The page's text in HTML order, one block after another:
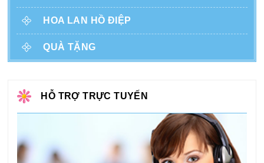
HOA LAN HỒ ĐIỆP
QUÀ TẶNG
HỖ TRỢ TRỰC TUYẾN